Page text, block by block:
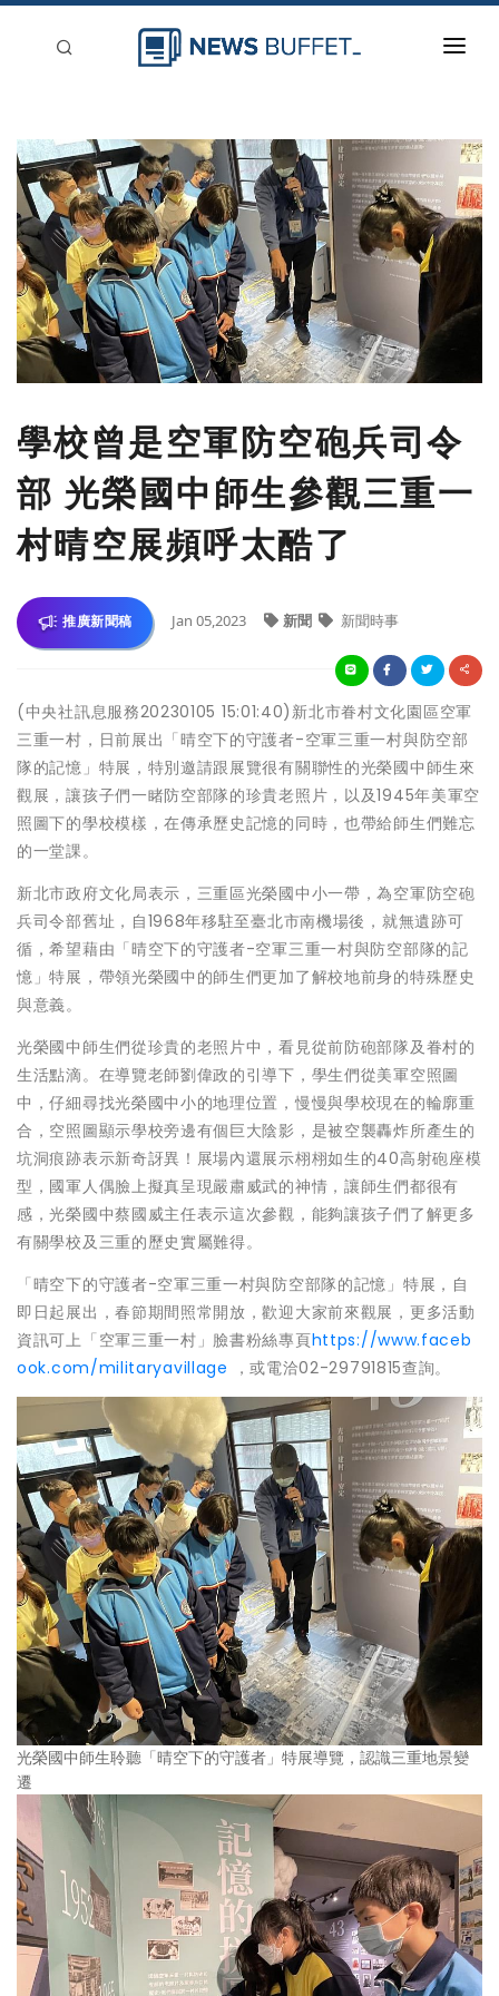
新聞稿分類
登入
刊登
學校曾是空軍防空砲兵司令
部 光榮國中師生參觀三重一
村晴空展頻呼太酷了
推廣新聞稿 Jan 05,2023 新聞 新聞時事
(中央社訊息服務20230105 15:01:40)新北市眷村文化園區空軍
三重一村，日前展出「晴空下的守護者-空軍三重一村與防空部
隊的記憶」特展，特別邀請跟展覽很有關聯性的光榮國中師生來
觀展，讓孩子們一睹防空部隊的珍貴老照片，以及1945年美軍空
照圖下的學校模樣，在傳承歷史記憶的同時，也帶給師生們難忘
的一堂課。
新北市政府文化局表示，三重區光榮國中小一帶，為空軍防空砲
兵司令部舊址，自1968年移駐至臺北市南機場後，就無遺跡可
循，希望藉由「晴空下的守護者-空軍三重一村與防空部隊的記
憶」特展，帶領光榮國中的師生們更加了解校地前身的特殊歷史
與意義。
光榮國中師生們從珍貴的老照片中，看見從前防砲部隊及眷村的
生活點滴。在導覽老師劉偉政的引導下，學生們從美軍空照圖
中，仔細尋找光榮國中小的地理位置，慢慢與學校現在的輪廓重
合，空照圖顯示學校旁邊有個巨大陰影，是被空襲轟炸所產生的
坑洞痕跡表示新奇訝異！展場內還展示栩栩如生的40高射砲座模
型，國軍人偶臉上擬真呈現嚴肅威武的神情，讓師生們都很有
感，光榮國中蔡國威主任表示這次參觀，能夠讓孩子們了解更多
有關學校及三重的歷史實屬難得。
「晴空下的守護者-空軍三重一村與防空部隊的記憶」特展，自
即日起展出，春節期間照常開放，歡迎大家前來觀展，更多活動
資訊可上「空軍三重一村」臉書粉絲專頁https://www.faceb
ook.com/militaryavillage ，或電洽02-29791815查詢。
光榮國中師生聆聽「晴空下的守護者」特展導覽，認識三重地景變
遷